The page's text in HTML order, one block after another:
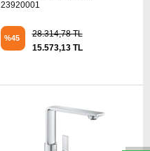
23920001
%45
28.314,78 TL
15.573,13 TL